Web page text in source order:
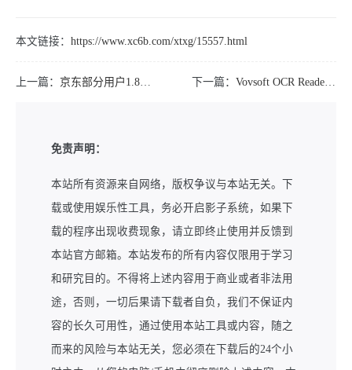
本文链接： https://www.xc6b.com/xtxg/15557.html
上一篇： 京东部分用户1.8亓开省省卡 下一篇：Vovsoft OCR Reader - 图片文本识别工具
免责声明：
本站所有资源来自网络，版权争议与本站无关。下
载或使用娱乐性工具，务必开启影子系统，如果下
载的程序出现收费现象，请立即终止使用并反馈到
本站官方邮箱。本站发布的所有内容仅限用于学习
和研究目的。不得将上述内容用于商业或者非法用
途，否则，一切后果请下载者自负，我们不保证内
容的长久可用性，通过使用本站工具或内容，随之
而来的风险与本站无关，您必须在下载后的24个小